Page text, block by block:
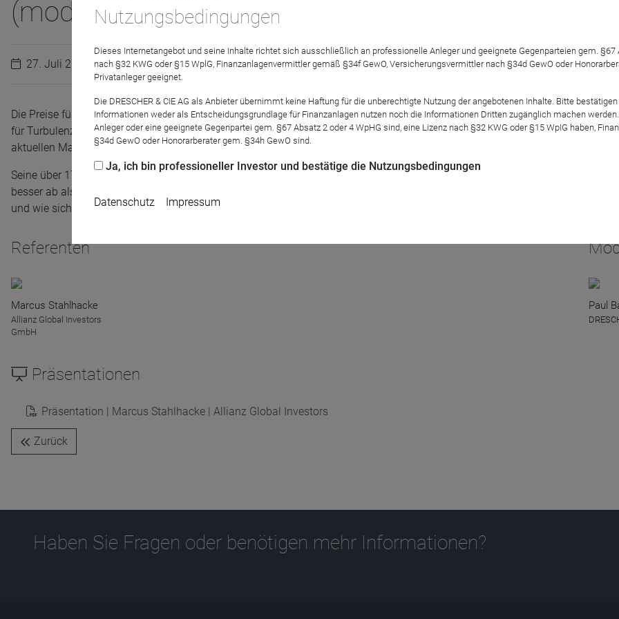
(moderne?!) Mischfonds?
27. Juli 2022
Die Preise für Rohstoffe steigen rasant an. Die Notenbanken heben Zinsen an, um den Preisanstieg einzudämmen. Zudem
für Turbulenzen an den Börsen. Klassisches Multi-Asset-Management im Sinne vermögensverwaltender Mischfonds
aktuellen Marktumfeld als herausfordernd.
Seine über 17 Prozent Performance in den vergangenen 36 Monaten lassen ein interessantes Gespräch erwarten. Schnitt er
besser ab als manch anderer bekannter Vermögensverwalter mit seinen ausgewogenen Mischfonds! Wir fragen nach dem
und wie sich der Fonds in der Zukunft aufstellt, wenn es gilt, die Risiken zu vermeiden und die Chancen zu nutzen.
Referenten
Marcus Stahlhacke
Allianz Global Investors
GmbH
Paul
Präsentationen
Präsentation | Marcus Stahlhacke | Allianz Global Investors
Zurück
Haben Sie Fragen oder benötigen mehr Informationen?
Nutzungsbedingungen
Dieses Internetangebot und seine Inhalte richtet sich ausschließlich an professionelle Anleger und geeignete Gegenparteien gem.
nach §32 KWG oder §15 WplG, Finanzanlagenvermittler gemäß §34f GewO, Versicherungsvermittler nach §34d GewO oder
Privatanleger geeignet.
Die DRESCHER & CIE AG als Anbieter übernimmt keine Haftung für die unberechtigte Nutzung der angebotenen Inhalte. Bitte
Informationen weder als Entscheidungsgrundlage für Finanzanlagen nutzen noch die Informationen Dritten zugänglich machen
Anleger oder eine geeignete Gegenpartei gem. §67 Absatz 2 oder 4 WpHG sind, eine Lizenz nach §32 KWG oder §15 WpIG haben,
§34d GewO oder Honorarberater gem. §34h GewO sind.
Ja, ich bin professioneller Investor und bestätige die Nutzungsbedingungen
Datenschutz Impressum
Name
Anbieter